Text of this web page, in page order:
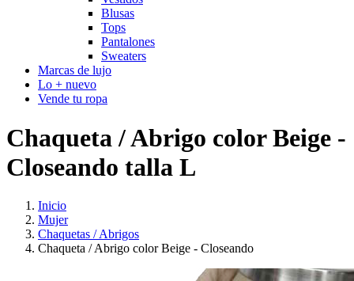
Blusas
Tops
Pantalones
Sweaters
Marcas de lujo
Lo + nuevo
Vende tu ropa
Chaqueta / Abrigo color Beige -
Closeando talla L
Inicio
Mujer
Chaquetas / Abrigos
Chaqueta / Abrigo color Beige - Closeando